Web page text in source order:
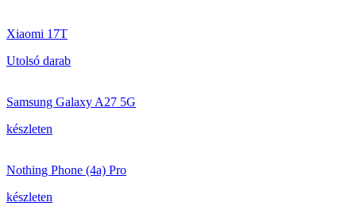
Xiaomi 17T
Utolsó darab
Samsung Galaxy A27 5G
készleten
Nothing Phone (4a) Pro
készleten